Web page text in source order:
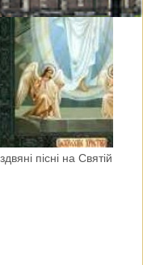
пісні на Святій